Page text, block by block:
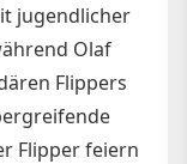
jugendlicher
Olaf
Flippers
Flipper feiern